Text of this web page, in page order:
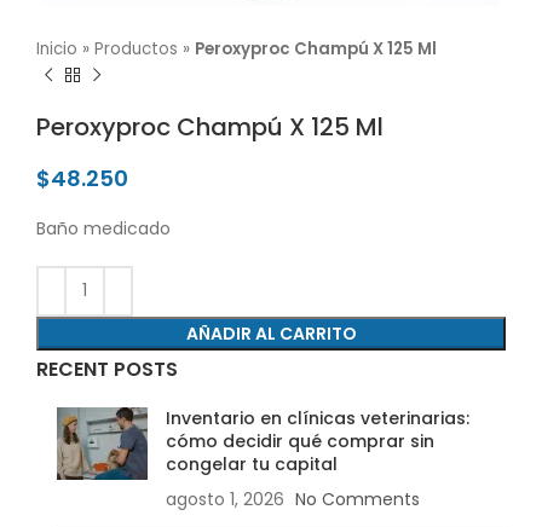
Inicio » Productos » Peroxyproc Champú X 125 Ml
Peroxyproc Champú X 125 Ml
$48.250
Baño medicado
AÑADIR AL CARRITO
RECENT POSTS
Inventario en clínicas veterinarias:
cómo decidir qué comprar sin
congelar tu capital
agosto 1, 2026 No Comments